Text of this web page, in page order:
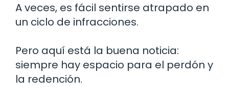
A veces, es fácil sentirse atrapado en
un ciclo de infracciones.
Pero aquí está la buena noticia:
siempre hay espacio para el perdón y
la redención.